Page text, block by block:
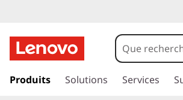
a
Produits Solutions Services